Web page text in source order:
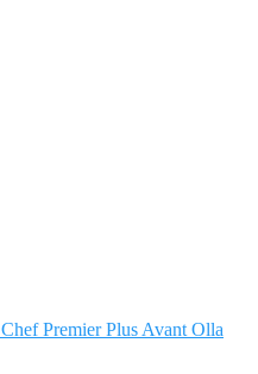
Premier Plus Avant Olla